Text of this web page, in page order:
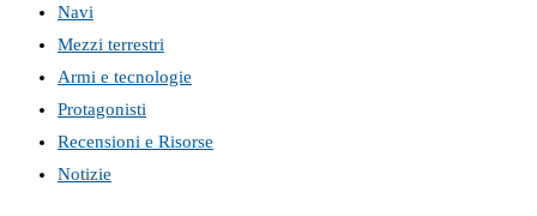
Navi
Mezzi terrestri
Armi e tecnologie
Protagonisti
Recensioni e Risorse
Notizie